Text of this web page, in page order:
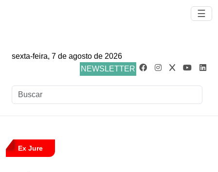
☰
sexta-feira, 7 de agosto de 2026
NEWSLETTER
Ex Jure